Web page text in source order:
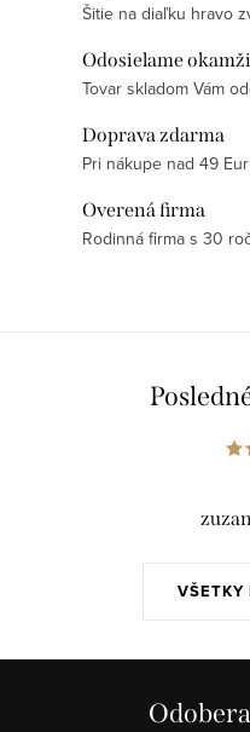
Šitie na diaľku hravo
Odosielame
Tovar skladom Vám
Doprava zdarma
Pri nákupe nad 49
Overená firma
Rodinná firma s 30
VŠETKY